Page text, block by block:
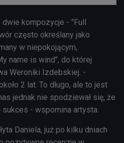
kompozycje - "Full
często określany jako
w niepokojącym,
name is wind", do której
Weroniki Izdebskiej. -
2 lat. To długo, ale to jest
jednak nie spodziewał się, że
- wspomina artysta.
Daniela, już po kilku dniach